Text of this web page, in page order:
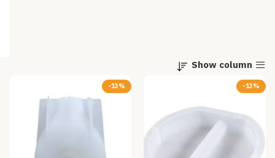
Show column
-13%
-13%